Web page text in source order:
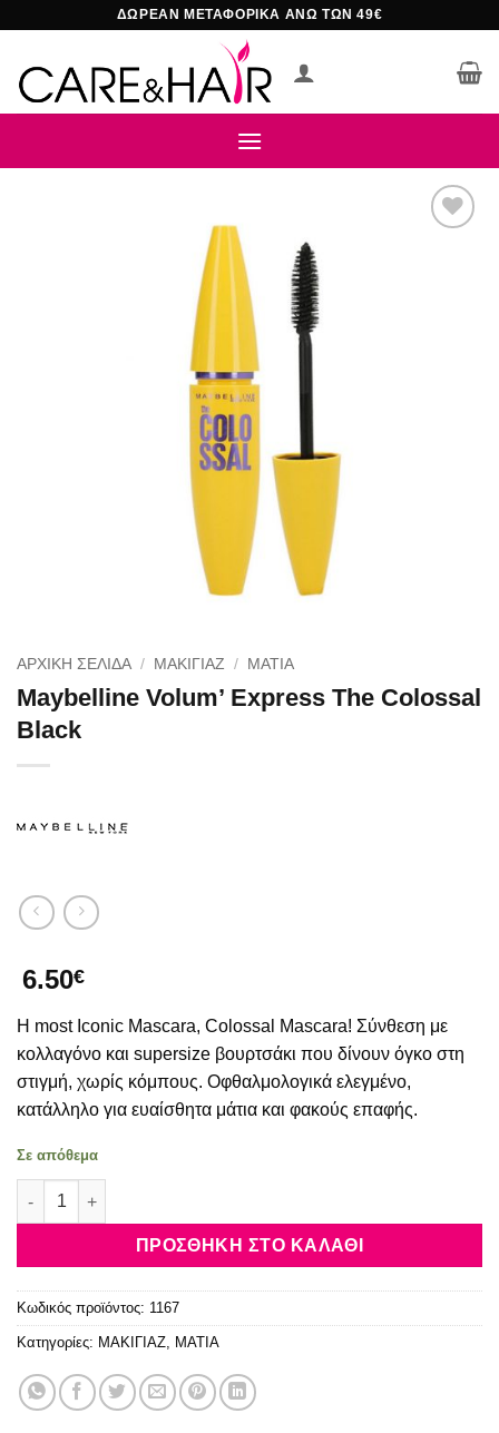
περιεχόμενο
ΔΩΡΕΑΝ ΜΕΤΑΦΟΡΙΚΑ ΑΝΩ ΤΩΝ 49€
ΑΡΧΙΚΉ ΣΕΛΊΔΑ / ΜΑΚΙΓΙΑΖ / ΜΑΤΙΑ
Maybelline Volum’ Express The Colossal
Black
6.50€
Η most Iconic Mascara, Colossal Mascara! Σύνθεση με
κολλαγόνο και supersize βουρτσάκι που δίνουν όγκο στη
στιγμή, χωρίς κόμπους. Οφθαλμολογικά ελεγμένο,
κατάλληλο για ευαίσθητα μάτια και φακούς επαφής.
Σε απόθεμα
Maybelline Volum' Express The Colossal Black ποσότητα
ΠΡΟΣΘΉΚΗ ΣΤΟ ΚΑΛΆΘΙ
Κωδικός προϊόντος: 1167
Κατηγορίες: ΜΑΚΙΓΙΑΖ ΜΑΤΙΑ